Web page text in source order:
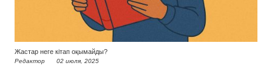
Жастар неге кітап оқымайды?
Редактор 02 июля, 2025